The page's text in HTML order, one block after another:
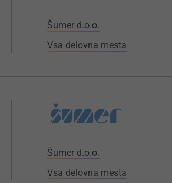
Šumer d.o.o.
Vsa delovna mesta
Šumer d.o.o.
Vsa delovna mesta